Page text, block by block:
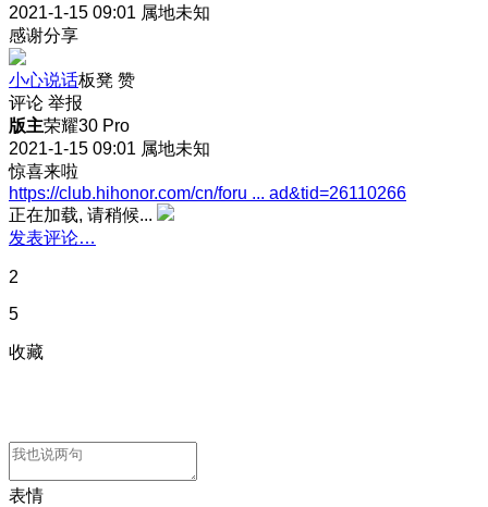
2021-1-15 09:01 属地未知
感谢分享
小心说话板凳 赞
评论 举报
版主荣耀30 Pro
2021-1-15 09:01 属地未知
惊喜来啦
https://club.hihonor.com/cn/foru ... ad&tid=26110266
正在加载, 请稍候...
发表评论…
2
5
收藏
表情